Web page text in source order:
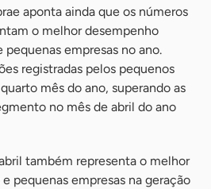
aponta ainda que os números
o melhor desempenho
empresas no ano.
registradas pelos pequenos
mês do ano, superando as
no mês de abril do ano
também representa o melhor
pequenas empresas na geração